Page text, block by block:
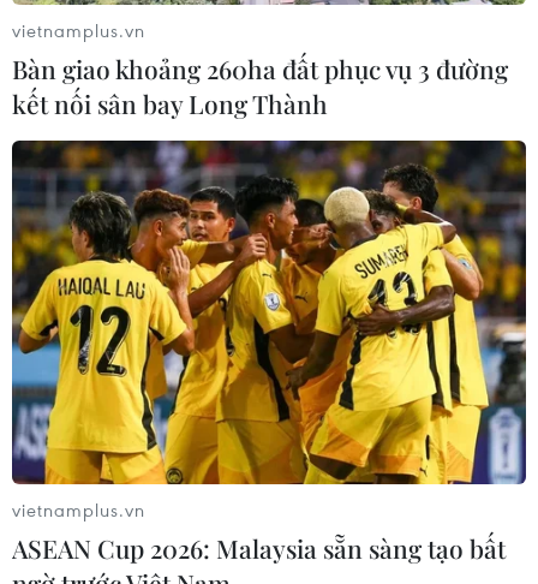
08/08/2026 04:15
Liên hợp quốc kêu gọi chấm dứt tấn
công dân thường trong xung đột
Nga-Ukraine
07/08/2026 04:29
Chính sách nhà ở của nước Anh -
Góc tham chiếu cho Việt Nam
07/08/2026 04:08
Bỉ tìm ra hướng đi mới trong điều trị
ung thư gan di căn
07/08/2026 04:05
vietnamplus.vn
Bàn giao khoảng 260ha đất phục vụ 3 đường
kết nối sân bay Long Thành
vietnamplus.vn
ASEAN Cup 2026: Malaysia sẵn sàng tạo bất